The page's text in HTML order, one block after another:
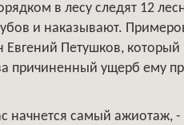
в лесу следят 12
и наказывают.
Петушков, который
причиненный ущерб ему
начнется самый ажиотаж,